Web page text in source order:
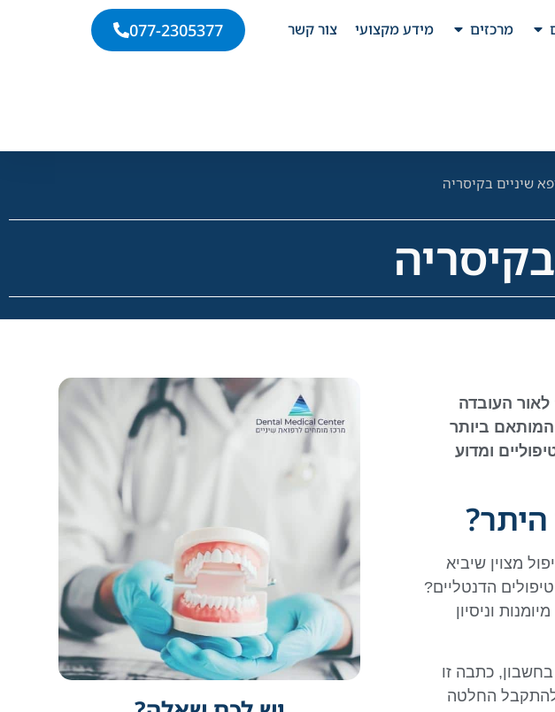
מרכזים מידע מקצועי צור קשר 077-2305377
שיניים בקיסריה
לאור העובדה
ביותר
ומדוע
מצוין שיביא
הדנטליים?
וניסיון
כתבה זו
להתקבל החלטה